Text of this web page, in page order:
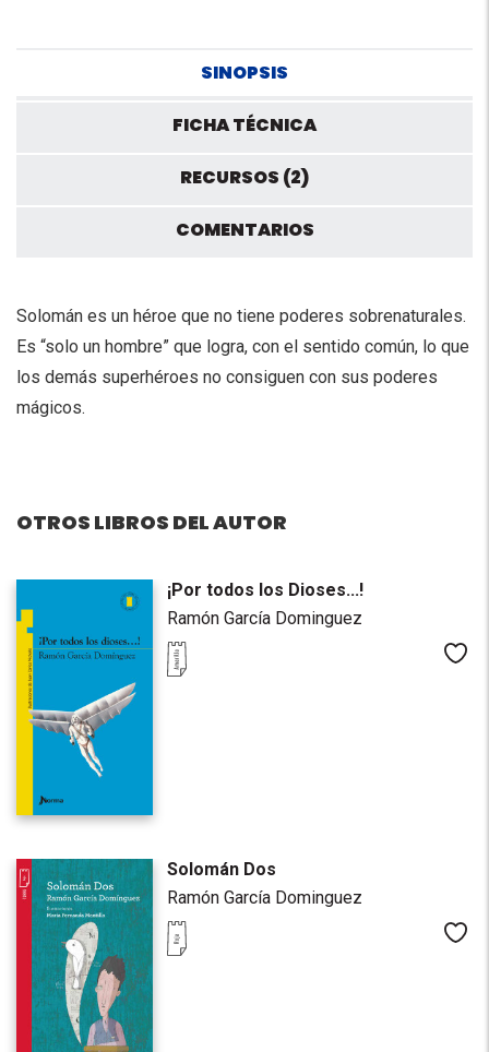
SINOPSIS
FICHA TÉCNICA
RECURSOS (2)
COMENTARIOS
Solomán es un héroe que no tiene poderes sobrenaturales.
Es “solo un hombre” que logra, con el sentido común, lo que
los demás superhéroes no consiguen con sus poderes
mágicos.
OTROS LIBROS DEL AUTOR
¡Por todos los Dioses...!
Ramón García Dominguez
Solomán Dos
Ramón García Dominguez